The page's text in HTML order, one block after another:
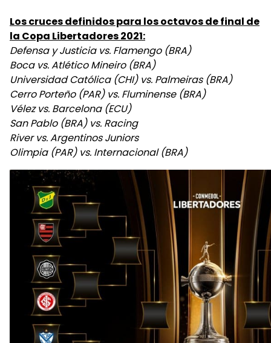
Los cruces definidos para los octavos de final de
la Copa Libertadores 2021:
Defensa y Justicia vs. Flamengo (BRA)
Boca vs. Atlético Mineiro (BRA)
Universidad Católica (CHI) vs. Palmeiras (BRA)
Cerro Porteño (PAR) vs. Fluminense (BRA)
Vélez vs. Barcelona (ECU)
San Pablo (BRA) vs. Racing
River vs. Argentinos Juniors
Olimpia (PAR) vs. Internacional (BRA)